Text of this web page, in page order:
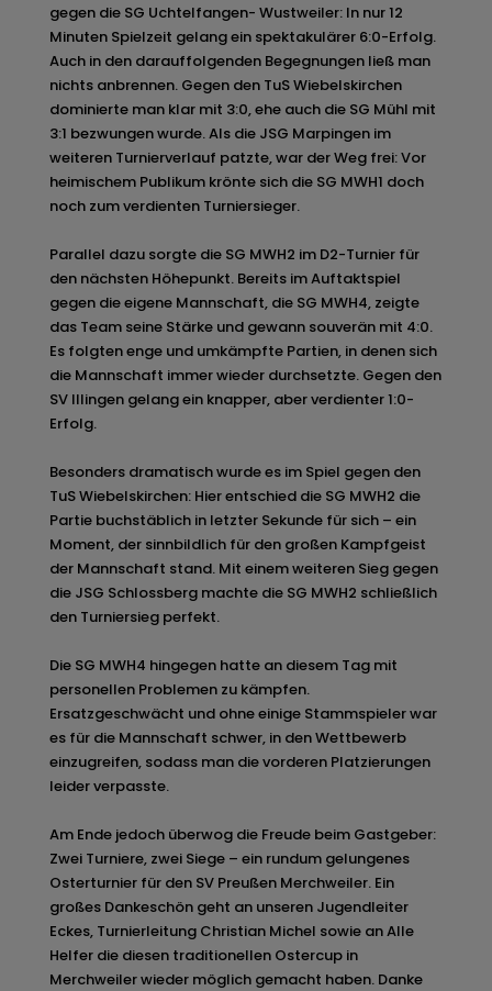
gegen die SG Uchtelfangen- Wustweiler: In nur 12
Minuten Spielzeit gelang ein spektakulärer 6:0-Erfolg.
Auch in den darauffolgenden Begegnungen ließ man
nichts anbrennen. Gegen den TuS Wiebelskirchen
dominierte man klar mit 3:0, ehe auch die SG Mühl mit
3:1 bezwungen wurde. Als die JSG Marpingen im
weiteren Turnierverlauf patzte, war der Weg frei: Vor
heimischem Publikum krönte sich die SG MWH1 doch
noch zum verdienten Turniersieger.
Parallel dazu sorgte die SG MWH2 im D2-Turnier für
den nächsten Höhepunkt. Bereits im Auftaktspiel
gegen die eigene Mannschaft, die SG MWH4, zeigte
das Team seine Stärke und gewann souverän mit 4:0.
Es folgten enge und umkämpfte Partien, in denen sich
die Mannschaft immer wieder durchsetzte. Gegen den
SV Illingen gelang ein knapper, aber verdienter 1:0-
Erfolg.
Besonders dramatisch wurde es im Spiel gegen den
TuS Wiebelskirchen: Hier entschied die SG MWH2 die
Partie buchstäblich in letzter Sekunde für sich – ein
Moment, der sinnbildlich für den großen Kampfgeist
der Mannschaft stand. Mit einem weiteren Sieg gegen
die JSG Schlossberg machte die SG MWH2 schließlich
den Turniersieg perfekt.
Die SG MWH4 hingegen hatte an diesem Tag mit
personellen Problemen zu kämpfen.
Ersatzgeschwächt und ohne einige Stammspieler war
es für die Mannschaft schwer, in den Wettbewerb
einzugreifen, sodass man die vorderen Platzierungen
leider verpasste.
Am Ende jedoch überwog die Freude beim Gastgeber:
Zwei Turniere, zwei Siege – ein rundum gelungenes
Osterturnier für den SV Preußen Merchweiler. Ein
großes Dankeschön geht an unseren Jugendleiter
Eckes, Turnierleitung Christian Michel sowie an Alle
Helfer die diesen traditionellen Ostercup in
Merchweiler wieder möglich gemacht haben. Danke